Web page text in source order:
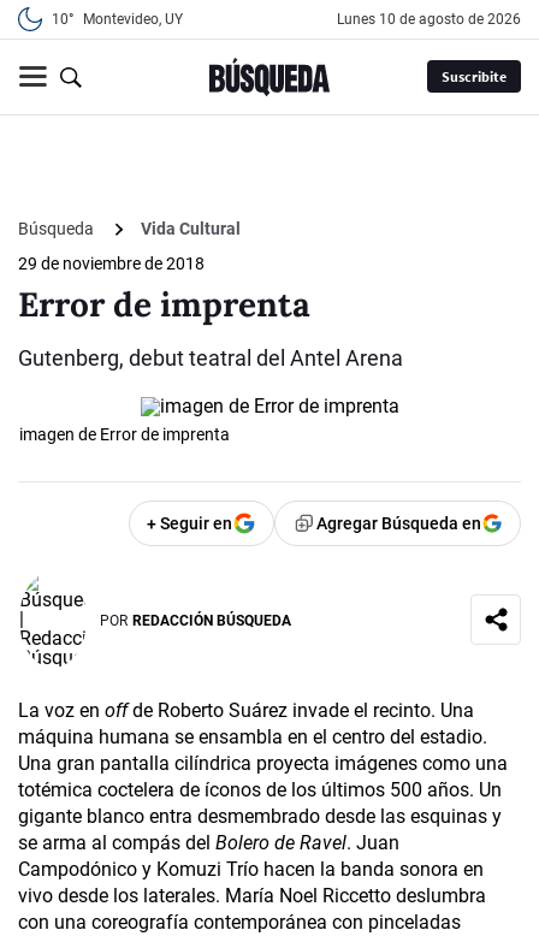
10° Montevideo, UY lunes 10 de agosto de 2026
Suscribite
Búsqueda
Vida Cultural
29 de noviembre de 2018
Error de imprenta
Gutenberg, debut teatral del Antel Arena
imagen de Error de imprenta
+ Seguir en Agregar Búsqueda en
POR REDACCIÓN BÚSQUEDA
La voz en offde Roberto Suárez invade el recinto. Una
máquina humana se ensambla en el centro del estadio.
Una gran pantalla cilíndrica proyecta imágenes como una
totémica coctelera de íconos de los últimos 500 años. Un
gigante blanco entra desmembrado desde las esquinas y
se arma al compás del Bolero de Ravel. Juan
Campodónico y Komuzi Trío hacen la banda sonora en
vivo desde los laterales. María Noel Riccetto deslumbra
con una coreografía contemporánea con pinceladas